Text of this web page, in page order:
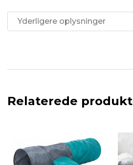
Yderligere oplysninger
Relaterede